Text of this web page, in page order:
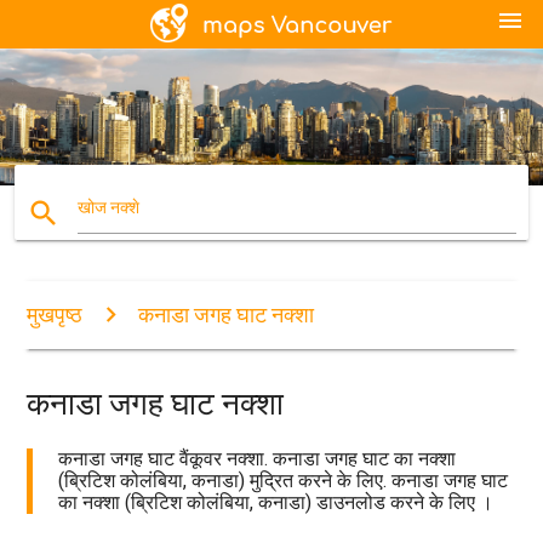
menu
search खोज नक्शे
मुखपृष्ठ कनाडा जगह घाट नक्शा
कनाडा जगह घाट नक्शा
कनाडा जगह घाट वैंकूवर नक्शा. कनाडा जगह घाट का नक्शा
(ब्रिटिश कोलंबिया, कनाडा) मुद्रित करने के लिए. कनाडा जगह घाट
का नक्शा (ब्रिटिश कोलंबिया, कनाडा) डाउनलोड करने के लिए ।